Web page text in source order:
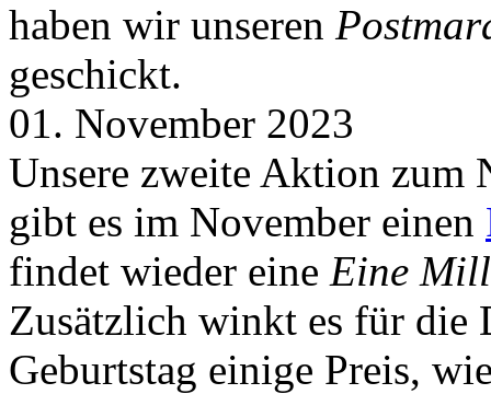
haben wir unseren
geschickt.
01. November 2023
Unsere zweite Aktion zum
gibt es im November einen
findet wieder eine Eine
Zusätzlich winkt es für die
Geburtstag einige Preis,